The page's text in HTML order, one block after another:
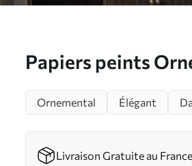
Papiers peints
Ornemental Élégant
Livraison Gratuite au France